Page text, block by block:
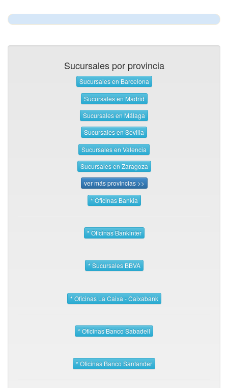
Sucursales por provincia
Sucursales en Barcelona
Sucursales en Madrid
Sucursales en Málaga
Sucursales en Sevilla
Sucursales en Valencia
Sucursales en Zaragoza
ver más provincias >>
* Oficinas Bankia
* Oficinas Bankinter
* Sucursales BBVA
* Oficinas La Caixa - Caixabank
* Oficinas Banco Sabadell
* Oficinas Banco Santander